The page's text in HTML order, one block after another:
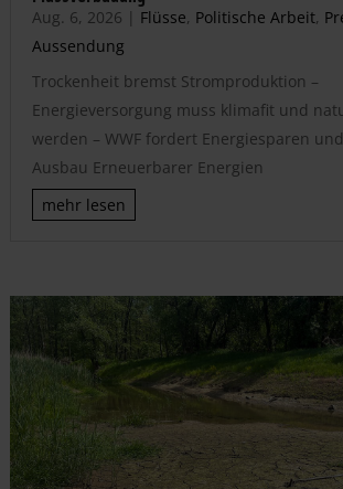
Aug. 6, 2026 | Flüsse, Politische Arbeit,
Aussendung
Trockenheit bremst Stromproduktion –
Energieversorgung muss klimafit und
werden – WWF fordert Energiesparen
Ausbau Erneuerbarer Energien
mehr lesen